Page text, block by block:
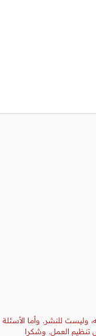
للنشر. وأما الأسئلة
العمل. وشكرا